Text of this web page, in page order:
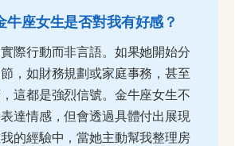
牛座女生是否對我有好感？
際行動而非言語。如果她開始分
，如財務規劃或家庭事務，甚至
這都是強烈信號。金牛座女生不
達情感，但會透過具體付出展現
的經驗中，當她主動幫我整理房